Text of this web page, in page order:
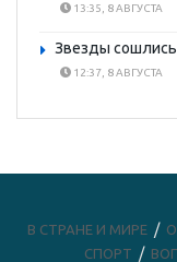
13:35, 8 АВГУСТА
Звезды сошлись
12:37, 8 АВГУСТА
В СТРАНЕ И МИРЕ
СПОРТ